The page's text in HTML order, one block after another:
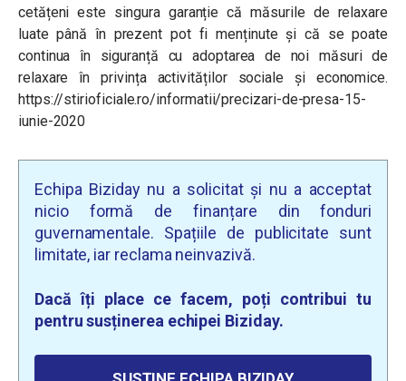
cetățeni este singura garanție că măsurile de relaxare
luate până în prezent pot fi menținute și că se poate
continua în siguranță cu adoptarea de noi măsuri de
relaxare în privința activităților sociale și economice.
https://stirioficiale.ro/informatii/precizari-de-presa-15-
iunie-2020
Echipa Biziday nu a solicitat și nu a acceptat
nicio formă de finanțare din fonduri
guvernamentale. Spațiile de publicitate sunt
limitate, iar reclama neinvazivă.
Dacă îți place ce facem, poți contribui tu
pentru susținerea echipei Biziday.